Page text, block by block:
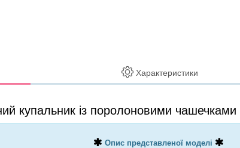
Характеристики
купальник із поролоновими чашечками
Опис представленої моделі